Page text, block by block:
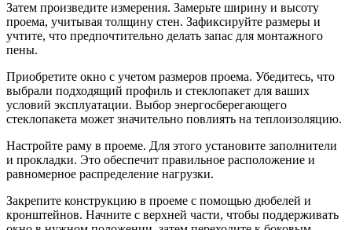
Затем произведите измерения. Замерьте ширину и высоту
проема, учитывая толщину стен. Зафиксируйте размеры и
учтите, что предпочтительно делать запас для монтажного
пены.
Приобретите окно с учетом размеров проема. Убедитесь, что
выбрали подходящий профиль и стеклопакет для ваших
условий эксплуатации. Выбор энергосберегающего
стеклопакета может значительно повлиять на теплоизоляцию.
Настройте раму в проеме. Для этого установите заполнители
и прокладки. Это обеспечит правильное расположение и
равномерное распределение нагрузки.
Закрепите конструкцию в проеме с помощью дюбелей и
кронштейнов. Начните с верхней части, чтобы поддерживать